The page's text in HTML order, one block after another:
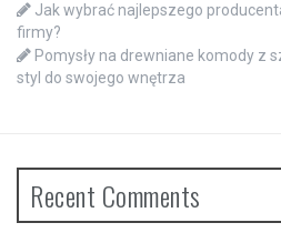
Jak wybrać najlepszego
firmy?
Pomysły na drewniane komody z
styl do swojego wnętrza
Recent Comments